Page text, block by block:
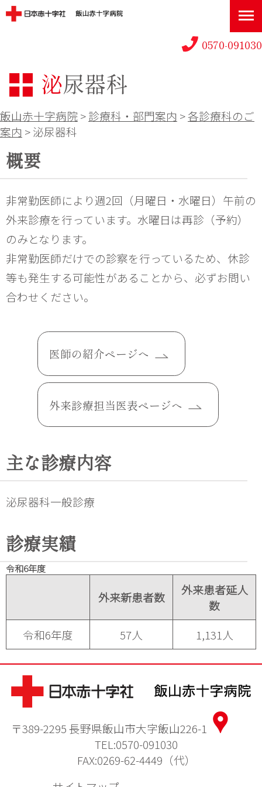
0570-091030
泌尿器科
飯山赤十字病院>診療科・部門案内 >各診療科のご
案内 >泌尿器科
概要
非常勤医師により週2回（月曜日・水曜日）午前の
外来診療を行っています。水曜日は再診（予約）
のみとなります。
非常勤医師だけでの診察を行っているため、休診
等も発生する可能性があることから、必ずお問い
合わせください。
医師の紹介ページへ
外来診療担当医表ページへ
主な診療内容
泌尿器科一般診療
診療実績
令和6年度
外来新患者数
外来患者延人
数
令和6年度
57人 1,131人
〒389-2295 長野県飯山市大字飯山226-1
TEL:0570-091030
FAX:0269-62-4449（代）